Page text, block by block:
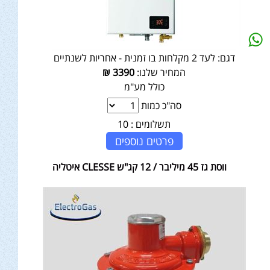
דגם: לעד 2 מקלחות בו זמנית - אחריות לשנתיים
המחיר שלנו: 3390
₪
כולל מע"מ
סה"כ כמות
תשלומים : 10
פרטים נוספים
ווסת גז 45 מיליבר / 12 קג"ש CLESSE איטליה